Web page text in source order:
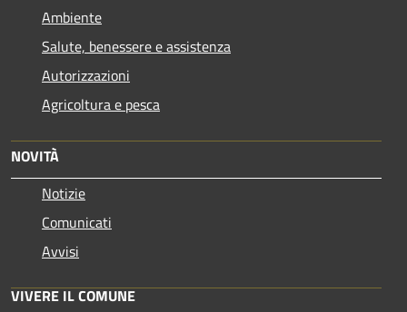
Ambiente
Salute, benessere e assistenza
Autorizzazioni
Agricoltura e pesca
NOVITÀ
Notizie
Comunicati
Avvisi
VIVERE IL COMUNE